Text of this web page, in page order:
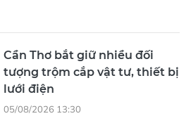
Cần Thơ bắt giữ nhiều đối
tượng trộm cắp vật tư, thiết bị
lưới điện
05/08/2026 13:30